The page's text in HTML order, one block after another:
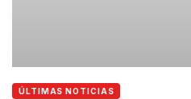
ÚLTIMAS NOTICIAS